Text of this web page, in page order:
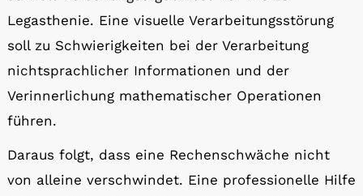
Legasthenie. Eine visuelle Verarbeitungsstörung
soll zu Schwierigkeiten bei der Verarbeitung
nichtsprachlicher Informationen und der
Verinnerlichung mathematischer Operationen
führen.
Daraus folgt, dass eine Rechenschwäche nicht
von alleine verschwindet. Eine professionelle Hilfe